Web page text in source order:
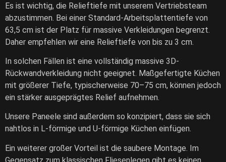
Es ist wichtig, die Relieftiefe mit unserem Vertriebsteam
abzustimmen. Bei einer Standard-Arbeitsplattentiefe von
63,5 cm ist der Platz für massive Verkleidungen begrenzt.
Daher empfehlen wir eine Relieftiefe von bis zu 3 cm.
In solchen Fällen ist eine vollständig massive 3D-
Rückwandverkleidung nicht geeignet. Maßgefertigte Küchen
mit größerer Tiefe, typischerweise 70–75 cm, können jedoch
ein stärker ausgeprägtes Relief aufnehmen.
Unsere Paneele sind außerdem so konzipiert, dass sie sich
nahtlos in L-förmige und U-förmige Küchen einfügen.
Ein weiterer großer Vorteil ist die saubere Montage. Im